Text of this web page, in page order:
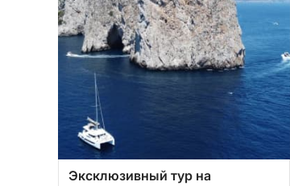
Эксклюзивный тур на